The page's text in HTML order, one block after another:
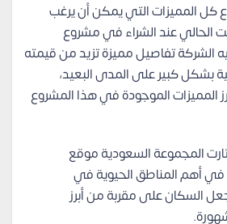
كل المميزات التي يمكن أن يرغب
الحالي عند الشراء في مشروع
تفاصيل مميزة تزيد من قيمته
بشكل كبير على المدى البعيد،
المميزات الموجودة في هذا المشروع
المجموعة السعودية موقع
في أهم المناطق الحيوية في
السكان على مقربة من أبرز